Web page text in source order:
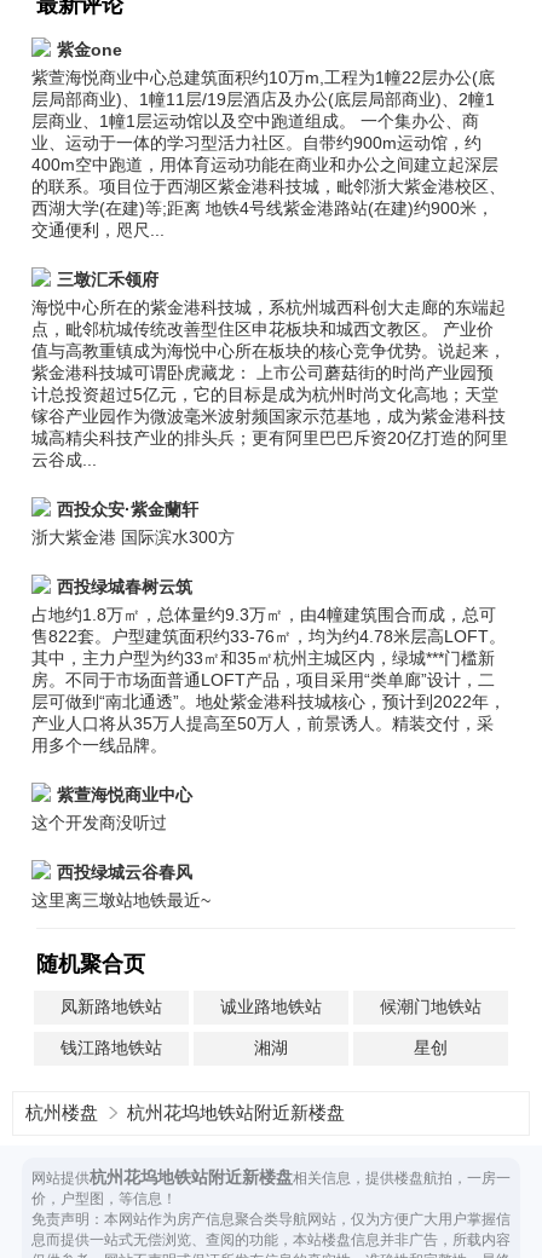
最新评论
紫金one
紫萱海悦商业中心总建筑面积约10万m,工程为1幢22层办公(底
层局部商业)、1幢11层/19层酒店及办公(底层局部商业)、2幢1
层商业、1幢1层运动馆以及空中跑道组成。 一个集办公、商
业、运动于一体的学习型活力社区。自带约900m运动馆，约
400m空中跑道，用体育运动功能在商业和办公之间建立起深层
的联系。项目位于西湖区紫金港科技城，毗邻浙大紫金港校区、
西湖大学(在建)等;距离 地铁4号线紫金港路站(在建)约900米，
交通便利，咫尺...
三墩汇禾领府
海悦中心所在的紫金港科技城，系杭州城西科创大走廊的东端起
点，毗邻杭城传统改善型住区申花板块和城西文教区。 产业价
值与高教重镇成为海悦中心所在板块的核心竞争优势。说起来，
紫金港科技城可谓卧虎藏龙： 上市公司蘑菇街的时尚产业园预
计总投资超过5亿元，它的目标是成为杭州时尚文化高地；天堂
镓谷产业园作为微波毫米波射频国家示范基地，成为紫金港科技
城高精尖科技产业的排头兵；更有阿里巴巴斥资20亿打造的阿里
云谷成...
西投众安·紫金蘭轩
浙大紫金港 国际滨水300方
西投绿城春树云筑
占地约1.8万㎡，总体量约9.3万㎡，由4幢建筑围合而成，总可
售822套。户型建筑面积约33-76㎡，均为约4.78米层高LOFT。
其中，主力户型为约33㎡和35㎡杭州主城区内，绿城***门槛新
房。不同于市场面普通LOFT产品，项目采用“类单廊”设计，二
层可做到“南北通透”。地处紫金港科技城核心，预计到2022年，
产业人口将从35万人提高至50万人，前景诱人。精装交付，采
用多个一线品牌。
紫萱海悦商业中心
这个开发商没听过
西投绿城云谷春风
这里离三墩站地铁最近~
随机聚合页
凤新路地铁站 诚业路地铁站 候潮门地铁站
钱江路地铁站 湘湖 星创
杭州楼盘 杭州花坞地铁站附近新楼盘
网站提供杭州花坞地铁站附近新楼盘相关信息，提供楼盘航拍，一房一
价，户型图，等信息！
免责声明：本网站作为房产信息聚合类导航网站，仅为方便广大用户掌握信
息而提供一站式无偿浏览、查阅的功能，本站楼盘信息并非广告，所载内容